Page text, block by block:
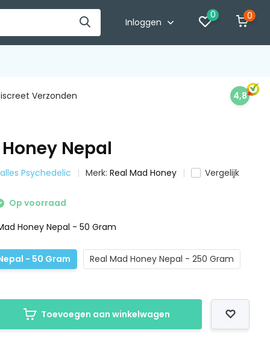
Inloggen
0 0
Verzonden 4,8
Nepal
Psychedelic Merk:Real Mad Honey Vergelijk
Op voorraad
Honey Nepal - 50 Gram
- 50 Gram Real Mad Honey Nepal - 250 Gram
Toevoegen aan winkelwagen